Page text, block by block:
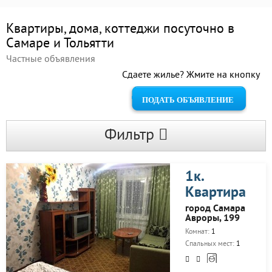
Квартиры, дома, коттеджи посуточно в
Самаре и Тольятти
Частные объявления
Сдаете жилье? Жмите на кнопку
ПОДАТЬ ОБЪЯВЛЕНИЕ
Фильтр
1к.
Квартира
город Самара
Авроры, 199
Комнат: 1
Спальных мест: 1